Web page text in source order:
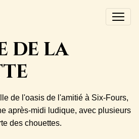
de la
de l'oasis de l'amitié à Six-Fours,
après-midi ludique, avec plusieurs
des chouettes.